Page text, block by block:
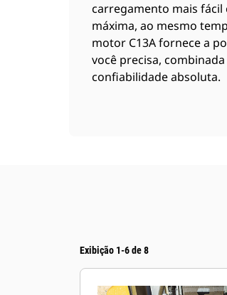
carregamento mais fácil
máxima, ao mesmo
motor C13A fornece a
você precisa,
confiabilidade absoluta.
Exibição 1-6 de 8